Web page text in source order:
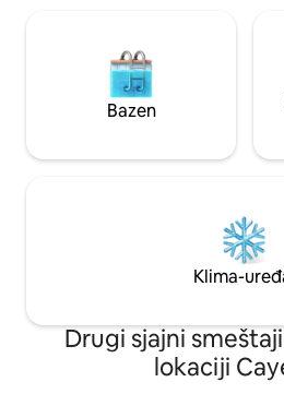
Bazen
Klima-
Drugi sjajni
lokaciji